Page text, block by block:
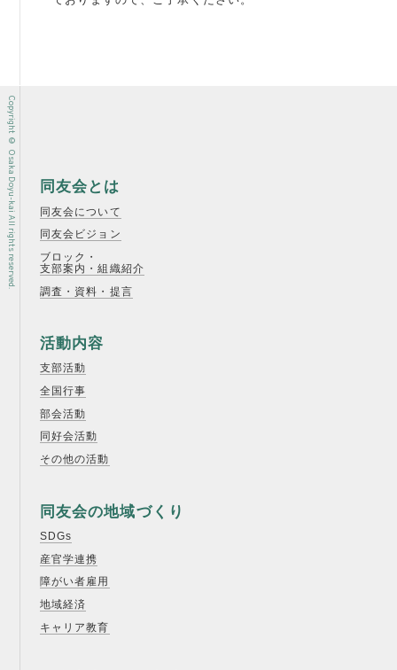
同友会とは
同友会について
同友会ビジョン
ブロック・
支部案内・組織紹介
調査・資料・提言
活動内容
支部活動
全国行事
部会活動
同好会活動
その他の活動
同友会の地域づくり
SDGs
産官学連携
障がい者雇用
地域経済
キャリア教育
Copyright © Osaka Doyu-kai All rights reserved.